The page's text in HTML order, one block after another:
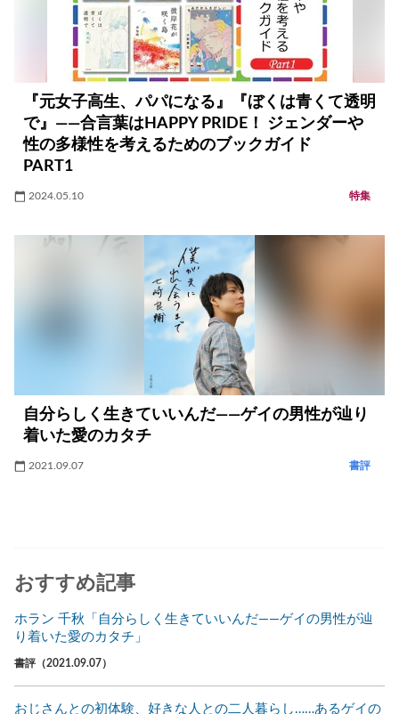
『元女子高生、パパになる』『ぼくは青くて透明
で』――合言葉はHAPPY PRIDE！ ジェンダーや
性の多様性を考えるためのブックガイド
PART1
2024.05.10 特集
自分らしく生きていいんだ――ゲイの男性が辿り
着いた愛のカタチ
2021.09.07 書評
おすすめ記事
ホラン 千秋「自分らしく生きていいんだ――ゲイの男性が辿
り着いた愛のカタチ」
書評（2021.09.07）
おじさんとの初体験、好きな人との二人暮らし……あるゲイの